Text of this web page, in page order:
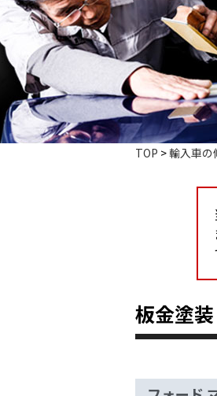
TOP >輸入車の
板金塗